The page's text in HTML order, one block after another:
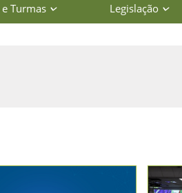
e Turmas Legislação